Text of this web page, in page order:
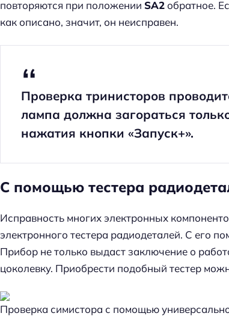
повторяются при положении SA2 обратное.
как описано, значит, он неисправен.
Проверка тринисторов
лампа должна загораться
нажатия кнопки «Запуск+».
С помощью тестера
Исправность многих электронных
электронного тестера радиодеталей. С его
Прибор не только выдаст заключение о
цоколевку. Приобрести подобный тестер
Проверка симистора с помощью